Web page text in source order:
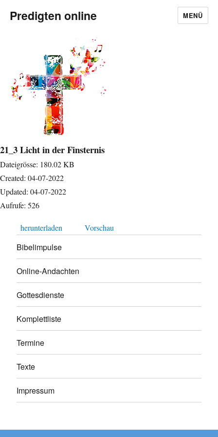
Predigten online MENÜ
21_3 Licht in der Finsternis
Dateigrösse: 180.02 KB
Created: 04-07-2022
Updated: 04-07-2022
Aufrufe: 526
herunterladen Vorschau
Bibelimpulse
Online-Andachten
Gottesdienste
Komplettliste
Termine
Texte
Impressum